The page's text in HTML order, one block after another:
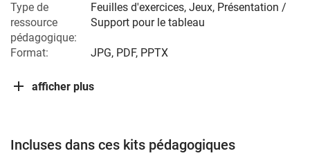
Type de
ressource
pédagogique:
Feuilles d'exercices, Jeux, Présentation /
Support pour le tableau
Format: JPG, PDF, PPTX
afficher plus
Incluses dans ces kits pédagogiques